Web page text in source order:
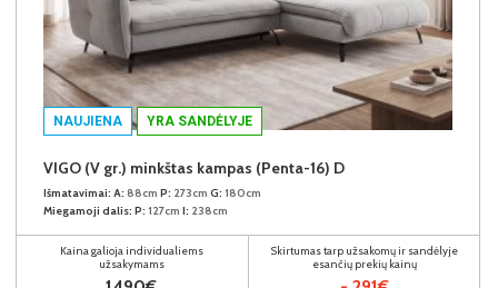
NAUJIENA YRA SANDĖLYJE
VIGO (V gr.) minkštas kampas (Penta-16) D
Išmatavimai: A: 88cm P: 273cm G: 180cm
Miegamoji dalis: P: 127cm I: 238cm
Kaina galioja individualiems
užsakymams
Skirtumas tarp užsakomų ir sandėlyje
esančių prekių kainų